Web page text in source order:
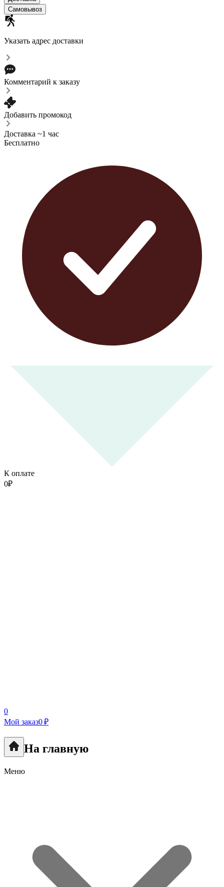
Самовывоз
Указать адрес доставки
Комментарий к заказу
Добавить промокод
Доставка ~1 час
Бесплатно
К оплате
0₽
0
Мой заказ0 ₽
На главную
Меню